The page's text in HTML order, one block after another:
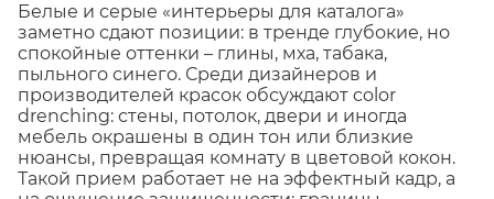
Белые и серые «интерьеры для каталога»
заметно сдают позиции: в тренде глубокие, но
спокойные оттенки – глины, мха, табака,
пыльного синего. Среди дизайнеров и
производителей красок обсуждают color
drenching: стены, потолок, двери и иногда
мебель окрашены в один тон или близкие
нюансы, превращая комнату в цветовой кокон.
Такой прием работает не на эффектный кадр, а